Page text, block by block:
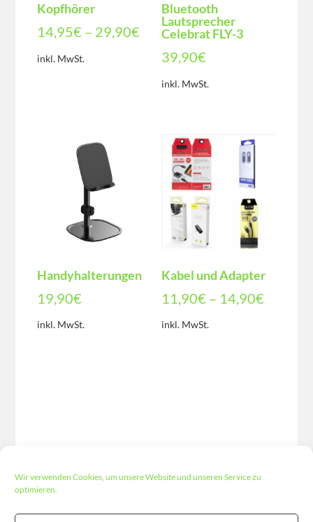
Wir verwenden Cookies, um unsere Website und unseren Service zu
optimieren.
Kopfhörer
14,95€ – 29,90€
inkl. MwSt.
Bluetooth
Lautsprecher
Celebrat FLY-3
39,90€
inkl. MwSt.
Handyhalterungen
19,90€
inkl. MwSt.
Kabel und Adapter
11,90€ – 14,90€
inkl. MwSt.